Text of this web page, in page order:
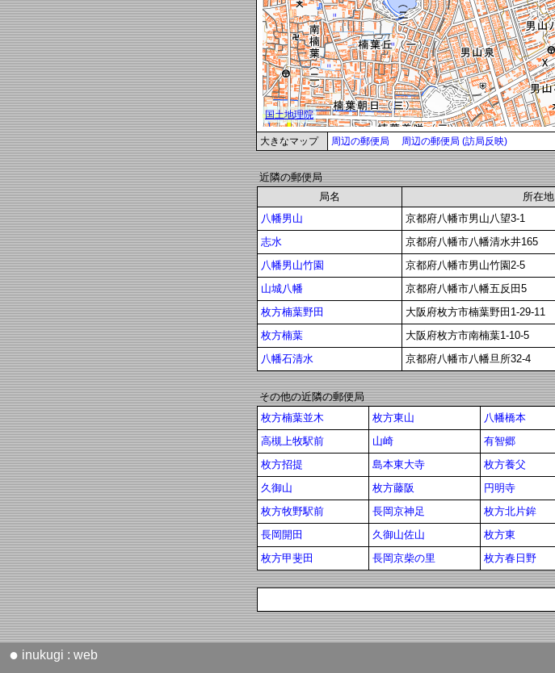
大きなマップ 周辺の郵便局 周辺の郵便局 (訪局反映)
近隣の郵便局
局名
所在地
八幡男山
京都府八幡市男山八望3-1
志水
京都府八幡市八幡清水井165
八幡男山竹園
京都府八幡市男山竹園2-5
山城八幡
京都府八幡市八幡五反田5
枚方楠葉野田
大阪府枚方市楠葉野田1-29-11
枚方楠葉
大阪府枚方市南楠葉1-10-5
八幡石清水
京都府八幡市八幡旦所32-4
その他の近隣の郵便局
枚方楠葉並木
枚方東山 八幡橋本
高槻上牧駅前
山崎 有智郷
枚方招提
島本東大寺 枚方養父
久御山
枚方藤阪 円明寺
枚方牧野駅前
長岡京神足 枚方北片鉾
長岡開田
久御山佐山 枚方東
枚方甲斐田
長岡京柴の里 枚方春日野
● inukugi : web